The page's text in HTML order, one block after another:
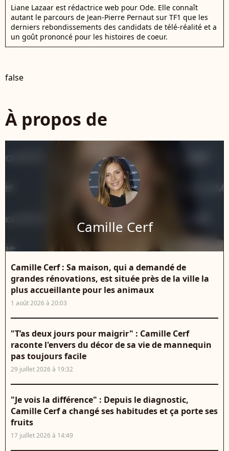
Liane Lazaar est rédactrice web pour Ode. Elle connaît
autant le parcours de Jean-Pierre Pernaut sur TF1 que les
derniers rebondissements des candidats de télé-réalité et a
un goût prononcé pour les histoires de coeur.
false
À propos de
Camille Cerf
Camille Cerf : Sa maison, qui a demandé de
grandes rénovations, est située près de la ville la
plus accueillante pour les animaux
1 août 2026 à 20:03
"T’as deux jours pour maigrir" : Camille Cerf
raconte l'envers du décor de sa vie de mannequin
pas toujours facile
29 juillet 2026 à 19:32
"Je vois la différence" : Depuis le diagnostic,
Camille Cerf a changé ses habitudes et ça porte ses
fruits
17 juillet 2026 à 14:49